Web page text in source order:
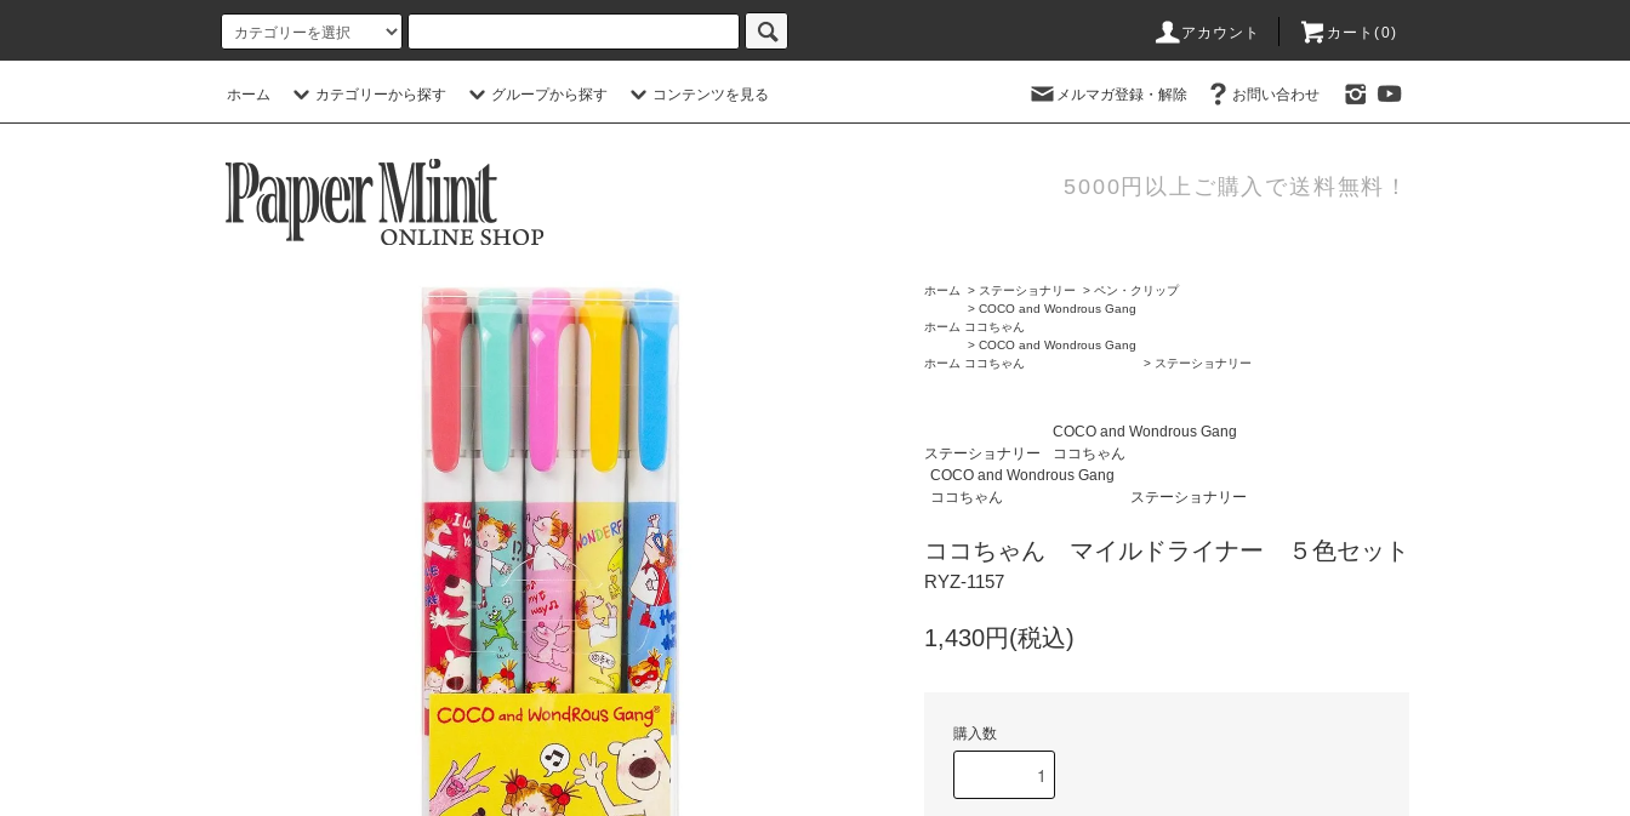
アカウント カート(0)
ホーム カテゴリーから探す グループから探す コンテンツを見る メルマガ登録・解除 お問い合わせ
5000円以上ご購入で送料無料！
ホーム > ステーショナリー > ペン・クリップ
ホーム
> COCO and Wondrous Gang
ココちゃん
ホーム
> COCO and Wondrous Gang
ココちゃん
> ステーショナリー
ステーショナリー
COCO and Wondrous Gang
ココちゃん
COCO and Wondrous Gang
ココちゃん
ステーショナリー
ココちゃん マイルドライナー ５色セット
RYZ-1157
1,430円(税込)
購入数